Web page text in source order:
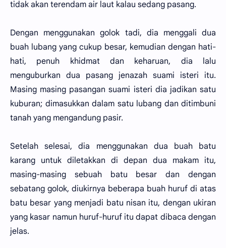
tidak akan terendam air laut kalau sedang pasang.
Dengan menggunakan golok tadi, dia menggali dua
buah lubang yang cukup besar, kemudian dengan hati-
hati, penuh khidmat dan keharuan, dia lalu
menguburkan dua pasang jenazah suami isteri itu.
Masing masing pasangan suami isteri dia jadikan satu
kuburan; dimasukkan dalam satu lubang dan ditimbuni
tanah yang mengandung pasir.
Setelah selesai, dia menggunakan dua buah batu
karang untuk diletakkan di depan dua makam itu,
masing-masing sebuah batu besar dan dengan
sebatang golok, diukirnya beberapa buah huruf di atas
batu besar yang menjadi batu nisan itu, dengan ukiran
yang kasar namun huruf-huruf itu dapat dibaca dengan
jelas.